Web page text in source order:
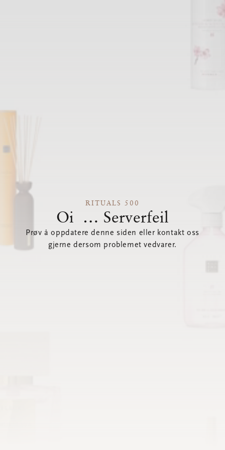
RITUALS 500
Oi … Serverfeil
Prøv å oppdatere denne siden eller kontakt oss
gjerne dersom problemet vedvarer.